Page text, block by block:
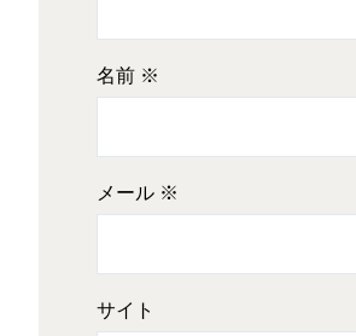
名前 ※
メール ※
サイト